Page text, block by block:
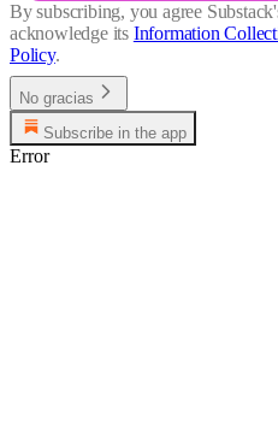
By subscribing, you agree
acknowledge its Information
Policy.
No gracias
Subscribe in the app
Error